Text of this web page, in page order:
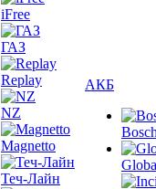
iFree
ГАЗ
Replay
NZ
Magnetto
Теч-Лайн
АКБ